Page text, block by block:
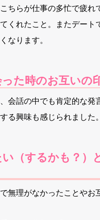
ちらが仕事の多忙で疲
くれたこと。またデー
なります。
た時のお互いの
会話の中でも肯定的な発
る興味も感じられました。
（するかも？）
無理がなかったことや